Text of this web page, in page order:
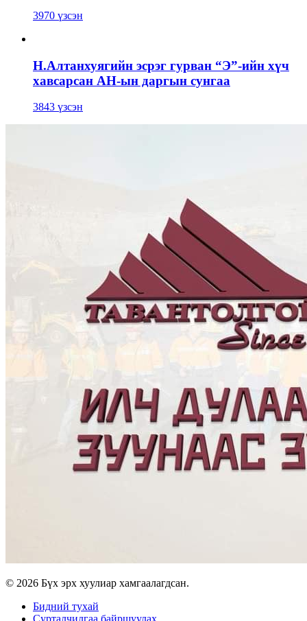
3970 үзсэн
Н.Алтанхуягийн эсрэг гурван “Э”-ийн хүч
хавсарсан АН-ын даргын сунгаа
3843 үзсэн
© 2026 Бүх эрх хуулиар хамгаалагдсан.
Бидний тухай